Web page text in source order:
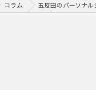
コラム 五反田のパーソナ